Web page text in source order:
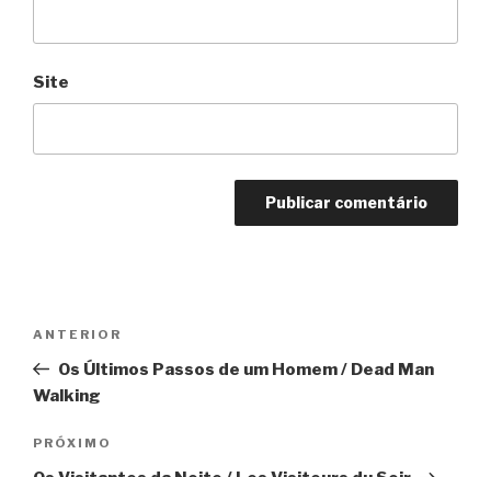
Site
Post
Anterior
ANTERIOR
Os Últimos Passos de um Homem / Dead Man
Walking
Próximo
PRÓXIMO